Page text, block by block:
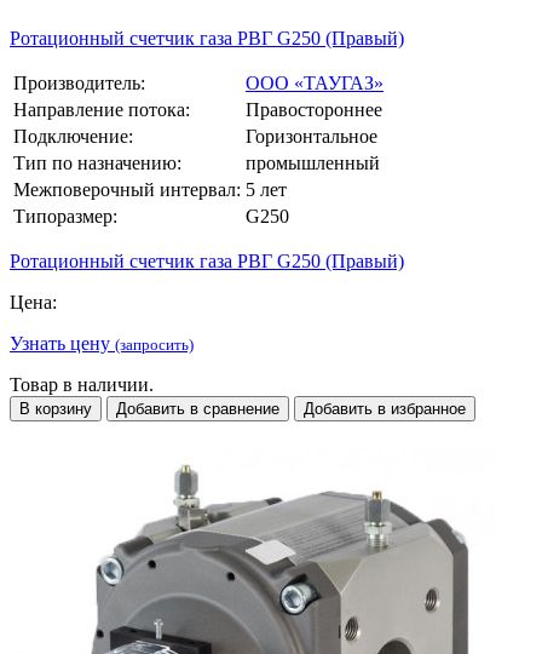
Ротационный счетчик газа РВГ G250 (Правый)
Производитель:
ООО «ТАУГАЗ»
Направление потока:
Правостороннее
Подключение:
Горизонтальное
Тип по назначению:
промышленный
Межповерочный интервал: 5 лет
Типоразмер:
G250
Ротационный счетчик газа РВГ G250 (Правый)
Цена:
Узнать цену (запросить)
Товар в наличии.
В корзину Добавить в сравнение Добавить в избранное